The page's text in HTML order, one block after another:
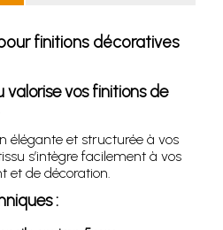
finitions décoratives
vos finitions de
élégante et structurée à vos
s’intègre facilement à vos
et de décoration.
: